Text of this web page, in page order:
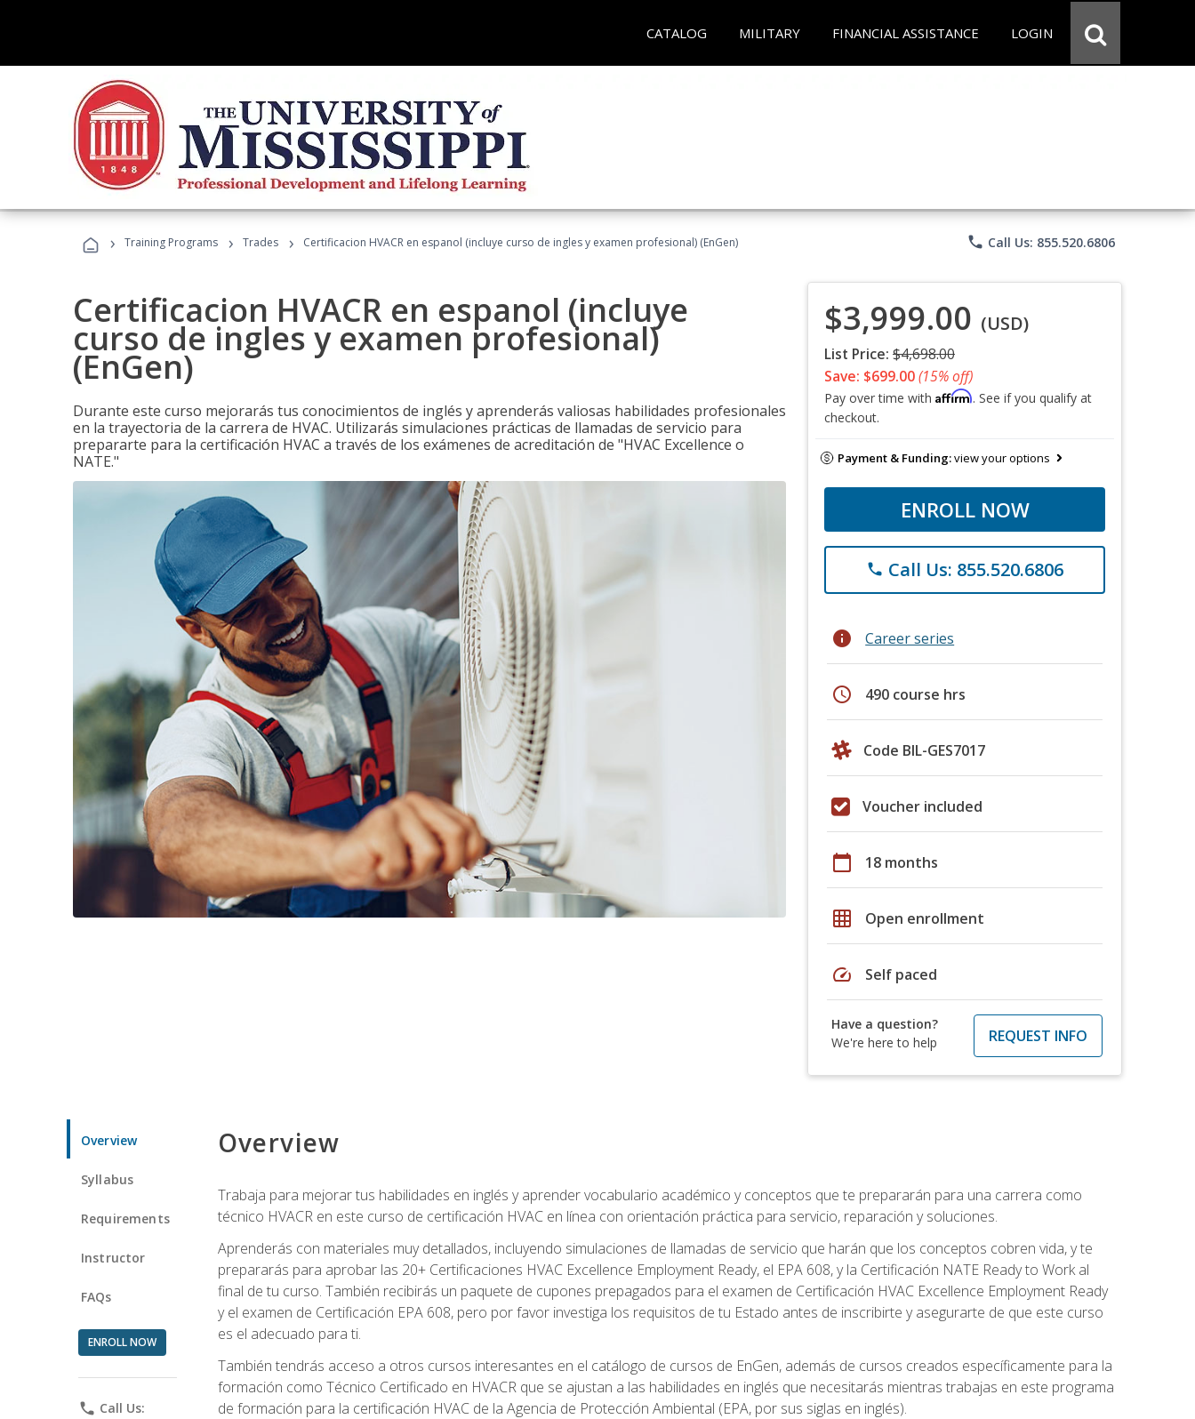
CATALOG MILITARY FINANCIAL ASSISTANCE LOGIN
› Training Programs › Trades › Certificacion HVACR en espanol (incluye curso de ingles y examen profesional) (EnGen) phone Call Us: 855.520.6806
Certificacion HVACR en espanol (incluye
curso de ingles y examen profesional)
(EnGen)
Durante este curso mejorarás tus conocimientos de inglés y aprenderás valiosas habilidades profesionales
en la trayectoria de la carrera de HVAC. Utilizarás simulaciones prácticas de llamadas de servicio para
prepararte para la certificación HVAC a través de los exámenes de acreditación de "HVAC Excellence o
NATE."
$3,999.00 (USD)
List Price: $4,698.00
Save: $699.00(15% off)
Pay over time with Affirm. See if you qualify at
checkout.
Payment & Funding:view your options
ENROLL NOW
phone Call Us: 855.520.6806
info Career series
schedule 490 course hrs
Code BIL-GES7017
Voucher included
calendar_today 18 months
grid_on Open enrollment
speed Self paced
Have a question?
We're here to help
REQUEST INFO
Overview
Syllabus
Requirements
Instructor
FAQs
ENROLL NOW
phone Call Us:
Overview
Trabaja para mejorar tus habilidades en inglés y aprender vocabulario académico y conceptos que te prepararán para una carrera como
técnico HVACR en este curso de certificación HVAC en línea con orientación práctica para servicio, reparación y soluciones.
Aprenderás con materiales muy detallados, incluyendo simulaciones de llamadas de servicio que harán que los conceptos cobren vida, y te
prepararás para aprobar las 20+ Certificaciones HVAC Excellence Employment Ready, el EPA 608, y la Certificación NATE Ready to Work al
final de tu curso. También recibirás un paquete de cupones prepagados para el examen de Certificación HVAC Excellence Employment Ready
y el examen de Certificación EPA 608, pero por favor investiga los requisitos de tu Estado antes de inscribirte y asegurarte de que este curso
es el adecuado para ti.
También tendrás acceso a otros cursos interesantes en el catálogo de cursos de EnGen, además de cursos creados específicamente para la
formación como Técnico Certificado en HVACR que se ajustan a las habilidades en inglés que necesitarás mientras trabajas en este programa
de formación para la certificación HVAC de la Agencia de Protección Ambiental (EPA, por sus siglas en inglés).